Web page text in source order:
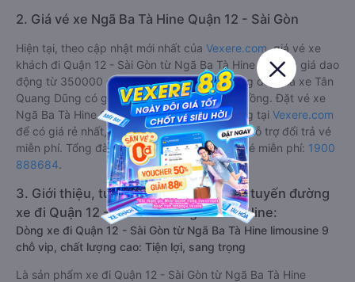
2. Giá vé xe Ngã Ba Tà Hine Quận 12 - Sài Gòn
Hiện tại, theo cập nhật mới nhất của Vexere.com, giá vé xe
khách đi Quận 12 - Sài Gòn từ Ngã Ba Tà Hine có mức giá dao
động từ 350000 đồng - 350000 đồng. Trong đó, nhà xe Tân
Quang Dũng có giá vé rẻ nhất, chỉ 350000 đồng. Đặt vé xe
Ngã Ba Tà Hine Quận 12 - Sài Gòn chính hãng tại Vexere.com
để có giá rẻ nhất, đảm bảo giữ chỗ 100% và hỗ trợ đổi trả vé
miễn phí. Tổng đài tư vấn, đặt vé và đổi trả vé miễn phí: 1900
888684.
3. Giới thiệu, tư vấn các dòng xe chạy tuyến đường
xe đi Quận 12 - Sài Gòn từ Ngã Ba Tà Hine:
Dòng xe đi Quận 12 - Sài Gòn từ Ngã Ba Tà Hine limousine 9
chỗ vip, chất lượng cao: Tiện lợi, sang trọng
Là sản phẩm xe đi Quận 12 - Sài Gòn từ Ngã Ba Tà Hine